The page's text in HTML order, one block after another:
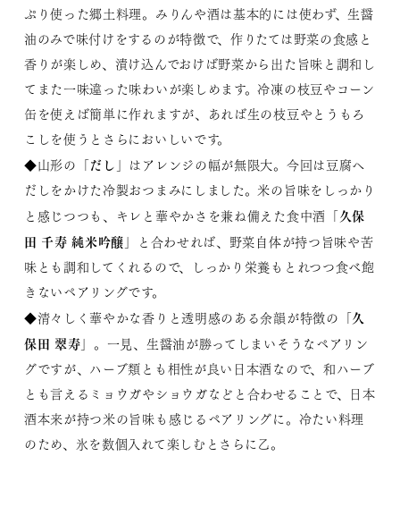
ぷり使った郷土料理。みりんや酒は基本的には使わず、生醤
油のみで味付けをするのが特徴で、作りたては野菜の食感と
香りが楽しめ、漬け込んでおけば野菜から出た旨味と調和し
てまた一味違った味わいが楽しめます。冷凍の枝豆やコーン
缶を使えば簡単に作れますが、あれば生の枝豆やとうもろ
こしを使うとさらにおいしいです。
◆山形の「だし 」はアレンジの幅が無限大。今回は豆腐へ
だしをかけた冷製おつまみにしました。米の旨味をしっかり
と感じつつも、キレと華やかさを兼ね備えた食中酒「久保
田 千寿 純米吟醸 」と合わせれば、野菜自体が持つ旨味や苦
味とも調和してくれるので、しっかり栄養もとれつつ食べ飽
きないペアリングです。
◆清々しく華やかな香りと透明感のある余韻が特徴の「久
保田 翠寿」。一見、生醤油が勝ってしまいそうなペアリン
グですが、ハーブ類とも相性が良い日本酒なので、和ハーブ
とも言えるミョウガやショウガなどと合わせることで、日本
酒本来が持つ米の旨味も感じるペアリングに。冷たい料理
のため、氷を数個入れて楽しむとさらに乙。